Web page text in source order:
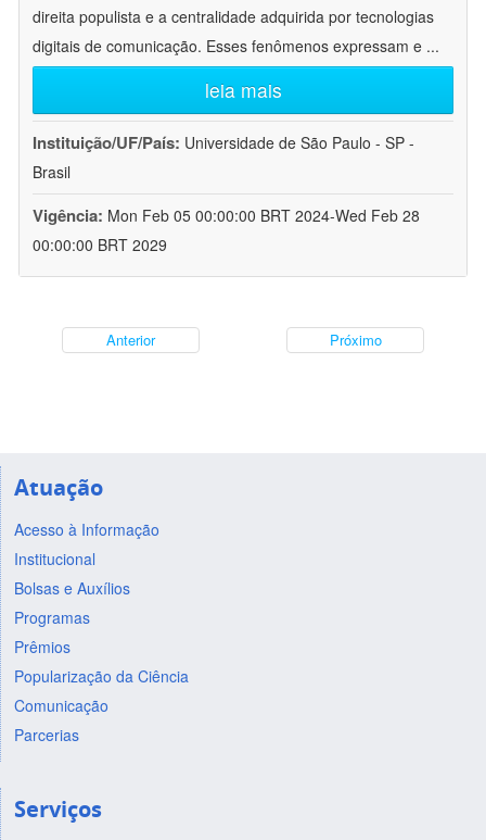
direita populista e a centralidade adquirida por tecnologias
digitais de comunicação. Esses fenômenos expressam e ...
leia mais
Instituição/UF/País: Universidade de São Paulo - SP -
Brasil
Vigência: Mon Feb 05 00:00:00 BRT 2024-Wed Feb 28
00:00:00 BRT 2029
Anterior Próximo
Atuação
Acesso à Informação
Institucional
Bolsas e Auxílios
Programas
Prêmios
Popularização da Ciência
Comunicação
Parcerias
Serviços